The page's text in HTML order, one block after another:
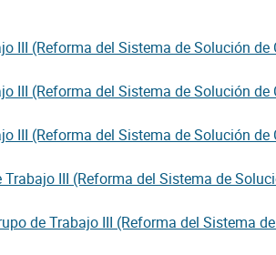
III (Reforma del Sistema de Solución
III (Reforma del Sistema de Solución
III (Reforma del Sistema de Solución
III (Reforma del Sistema de
de Trabajo III (Reforma del Sistema